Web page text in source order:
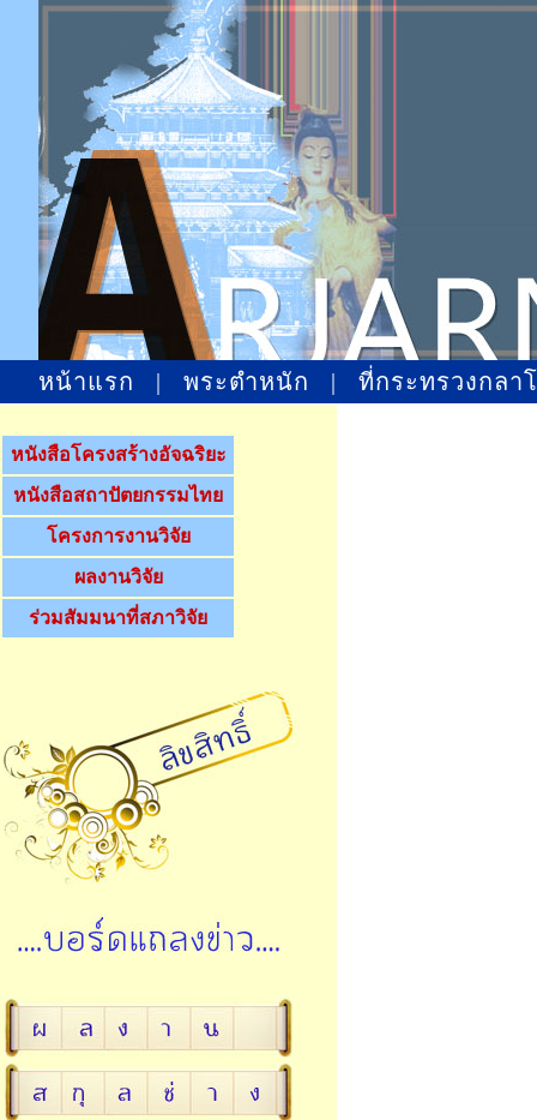
หน้าแรก | พระตำหนัก | ที่กระทรวงกลา
หนังสือโครงสร้างอัจฉริยะ
หนังสือสถาปัตยกรรมไทย
โครงการงานวิจัย
ผลงานวิจัย
ร่วมสัมมนาที่สภาวิจัย